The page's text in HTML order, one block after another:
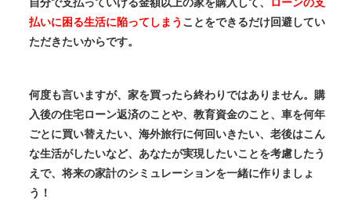
払いに困る生活に陥ってしまう ことをできるだけ回避してい
ただきたいからです。
何度も言いますが、家を買ったら終わりではありません。購
入後の住宅ローン返済のことや、教育資金のこと、車を何年
ごとに買い替えたい、海外旅行に何回いきたい、老後はこん
な生活がしたいなど、あなたが実現したいことを考慮したう
えで、将来の家計のシミュレーションを一緒に作りましょ
う！